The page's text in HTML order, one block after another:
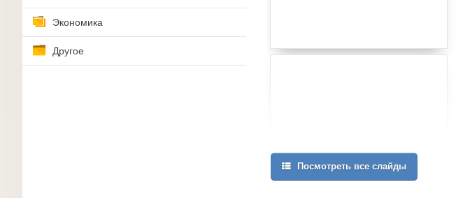
Экономика
Другое
Посмотреть все слайды